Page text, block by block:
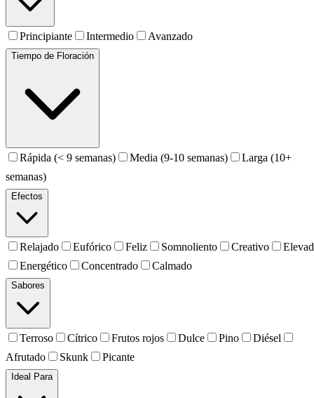
Principiante Intermedio Avanzado
Tiempo de Floración
Rápida (< 9 semanas) Media (9-10 semanas)
Larga (10+
semanas)
Efectos
Relajado Eufórico Feliz Somnoliento Creativo
Energético
Concentrado Calmado
Sabores
Terroso Cítrico Frutos rojos Dulce Pino
Diésel
Afrutado
Skunk Picante
Ideal Para